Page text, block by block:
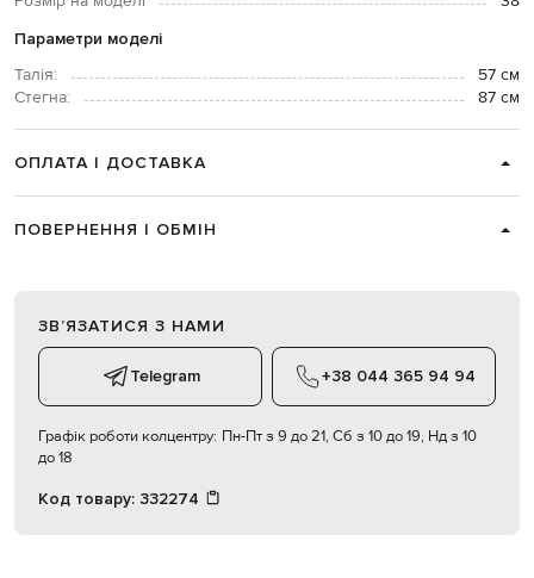
Параметри моделі
Талія:
57 см
Стегна:
87 см
ОПЛАТА І ДОСТАВКА
ПОВЕРНЕННЯ І ОБМІН
ЗВʼЯЗАТИСЯ З НАМИ
Telegram +38 044 365 94 94
Графік роботи колцентру: Пн-Пт з 9 до 21, Сб з 10 до 19, Нд з 10
до 18
Код товару: 332274